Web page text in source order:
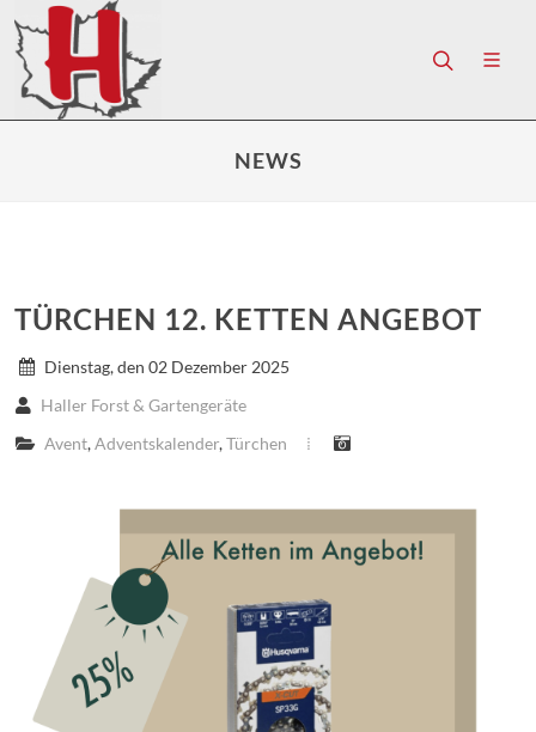
NEWS
TÜRCHEN 12. KETTEN ANGEBOT
Dienstag, den 02 Dezember 2025
Haller Forst & Gartengeräte
Avent,Adventskalender,Türchen